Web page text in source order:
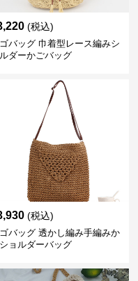
(税込)
バッグ 巾着型レース編みシ
ダーかごバッグ
(税込)
バッグ 透かし編み手編みか
ョルダーバッグ